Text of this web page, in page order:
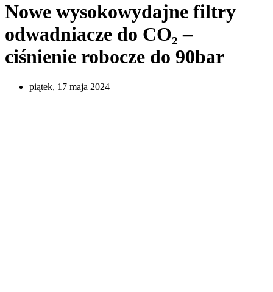
Nowe wysokowydajne filtry
odwadniacze do CO₂ –
ciśnienie robocze do 90bar
piątek, 17 maja 2024